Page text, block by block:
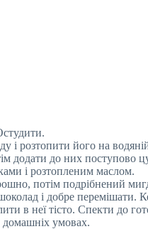
і розтопити його на
додати до них поступово
і розтопленим маслом.
потім подрібнений
і добре перемішати.
в неї тісто. Спекти до
умовах.